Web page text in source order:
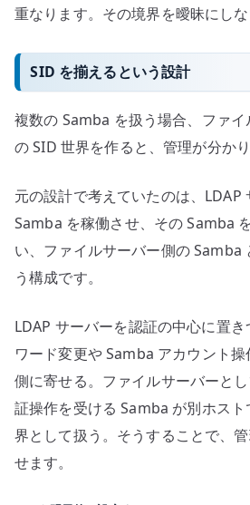
重なります。その境界を曖昧にしな
SID を揃えるという設計
複数の Samba を扱う場合、ファ
の SID 世界を作ると、管理が分か
元の設計で考えていたのは、LDAP
Samba を稼働させ、その Samba
い、ファイルサーバー側の Samba
う構成です。
LDAP サーバーを認証の中心に置
ワード変更や Samba アカウント
側に寄せる。ファイルサーバーと
証操作を受ける Samba が別ホス
界として扱う。そうすることで、
せます。